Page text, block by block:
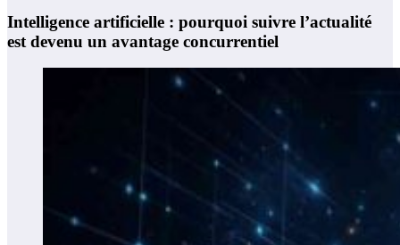
Intelligence artificielle : pourquoi suivre l’actualité
est devenu un avantage concurrentiel